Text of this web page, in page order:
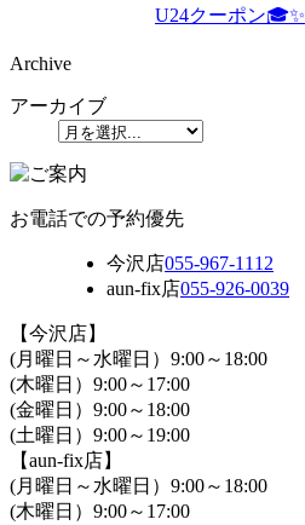
U24クーポン🎓✨
Archive
アーカイブ
お電話での予約優先
今沢店055-967-1112
aun-fix店055-926-0039
【今沢店】
(月曜日～水曜日）9:00～18:00
(木曜日）9:00～17:00
(金曜日）9:00～18:00
(土曜日）9:00～19:00
【aun-fix店】
(月曜日～水曜日）9:00～18:00
(木曜日）9:00～17:00